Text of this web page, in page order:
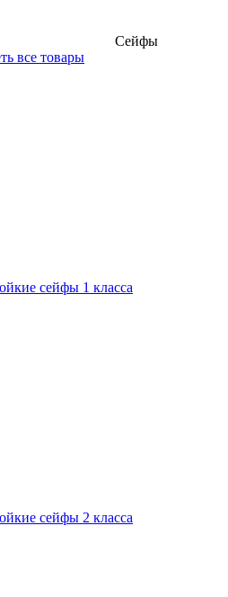
Сейфы
все товары
сейфы 1 класса
сейфы 2 класса